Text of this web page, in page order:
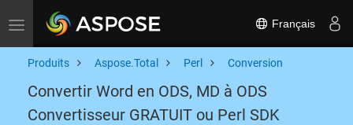
Toggle navigation Français
Produits Aspose.Total Perl Conversion
Convertir Word en ODS, MD à ODS
Convertisseur GRATUIT ou Perl SDK